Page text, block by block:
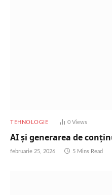
TEHNOLOGIE 0 Views
AI și generarea de
februarie 25, 2026 5 Mins Read